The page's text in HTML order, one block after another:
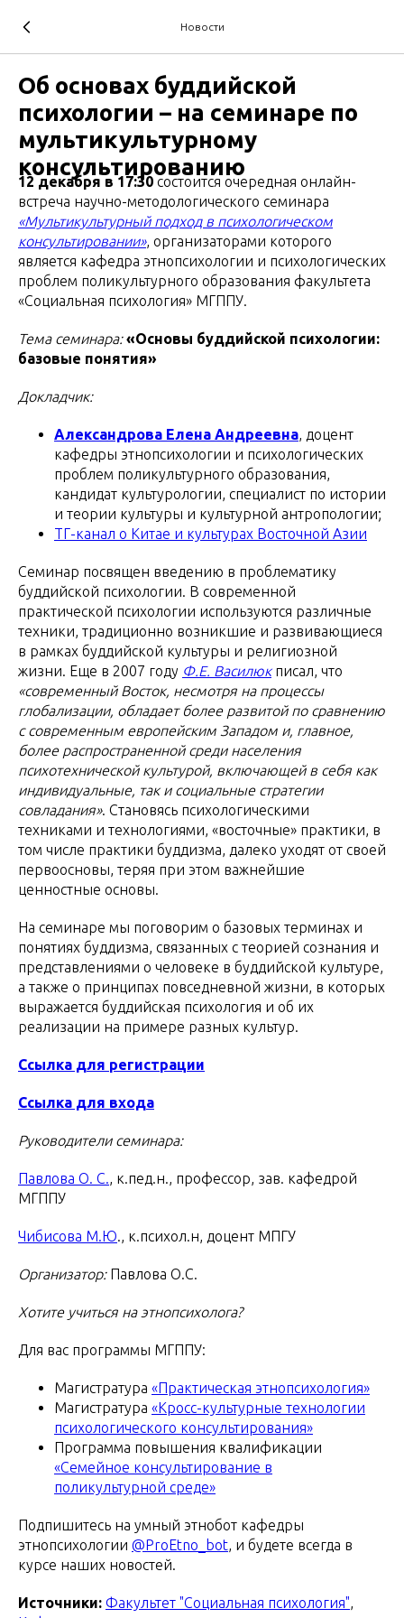
Новости
Об основах буддийской
психологии – на семинаре по
мультикультурному
консультированию
12 декабря в 17:30 состоится очередная онлайн-
встреча научно-методологического семинара
«Мультикультурный подход в психологическом
консультировании», организаторами которого
является кафедра этнопсихологии и психологических
проблем поликультурного образования факультета
«Социальная психология» МГППУ.
Тема семинара: «Основы буддийской психологии:
базовые понятия»
Докладчик:
Александрова Елена Андреевна, доцент
кафедры этнопсихологии и психологических
проблем поликультурного образования,
кандидат культурологии, специалист по истории
и теории культуры и культурной антропологии;
ТГ-канал о Китае и культурах Восточной Азии
Семинар посвящен введению в проблематику
буддийской психологии. В современной
практической психологии используются различные
техники, традиционно возникшие и развивающиеся
в рамках буддийской культуры и религиозной
жизни. Еще в 2007 году Ф.Е. Василюкписал, что
«современный Восток, несмотря на процессы
глобализации, обладает более развитой по сравнению
с современным европейским Западом и, главное,
более распространенной среди населения
психотехнической культурой, включающей в себя как
индивидуальные, так и социальные стратегии
совладания». Становясь психологическими
техниками и технологиями, «восточные» практики, в
том числе практики буддизма, далеко уходят от своей
первоосновы, теряя при этом важнейшие
ценностные основы.
На семинаре мы поговорим о базовых терминах и
понятиях буддизма, связанных с теорией сознания и
представлениями о человеке в буддийской культуре,
а также о принципах повседневной жизни, в которых
выражается буддийская психология и об их
реализации на примере разных культур.
Ссылка для регистрации
Ссылка для входа
Руководители семинара:
Павлова О. С., к.пед.н., профессор, зав. кафедрой
МГППУ
Чибисова М.Ю., к.психол.н, доцент МПГУ
Организатор: Павлова О.С.
Хотите учиться на этнопсихолога?
Для вас программы МГППУ:
Магистратура «Практическая этнопсихология»
Магистратура «Кросс-культурные технологии
психологического консультирования»
Программа повышения квалификации
«Семейное консультирование в
поликультурной среде»
Подпишитесь на умный этнобот кафедры
этнопсихологии @ProEtno_bot, и будете всегда в
курсе наших новостей.
Источники: Факультет "Социальная психология",